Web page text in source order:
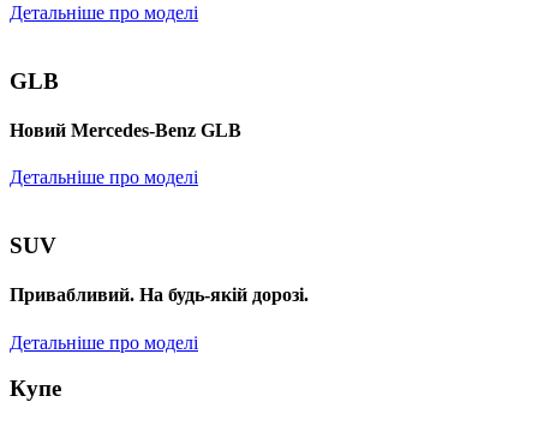
Детальніше про моделі
GLB
Новий Mercedes-Benz GLB
Детальніше про моделі
SUV
Привабливий. На будь-якій дорозі.
Детальніше про моделі
Купе